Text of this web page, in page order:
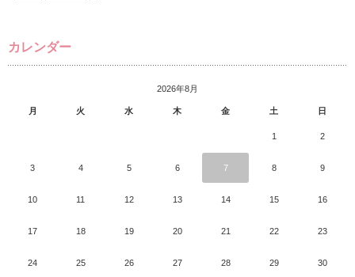
カレンダー
2026年8月
月 火 水 木 金 土 日
1 2
3 4 5 6 7 8 9
10 11 12 13 14 15 16
17 18 19 20 21 22 23
24 25 26 27 28 29 30